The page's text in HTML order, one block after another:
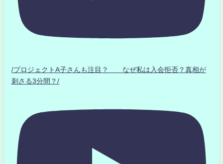
/プロジェクトA子さんも注目？ なぜ私は入会拒否？真相が
刺さる3分間？/